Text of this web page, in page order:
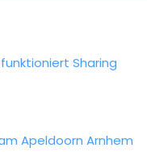
Sharing
Apeldoorn Arnhem